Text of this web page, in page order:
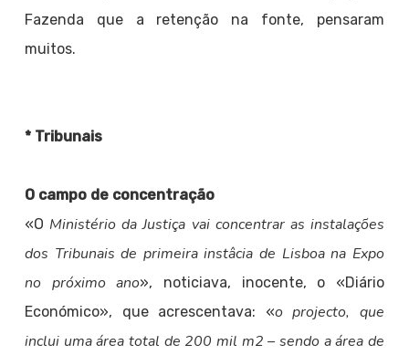
Fazenda que a retenção na fonte, pensaram
muitos.
* Tribunais
O campo de concentração
«O Ministério da Justiça vai concentrar as instalações
dos Tribunais de primeira instâcia de Lisboa na Expo
no próximo ano», noticiava, inocente, o «Diário
Económico», que acrescentava: «o projecto, que
inclui uma área total de 200 mil m2 – sendo a área de